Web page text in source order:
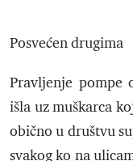
Posvećen drugima
Pravljenje pompe
išla uz muškarca
obično u društvu
svakog ko na